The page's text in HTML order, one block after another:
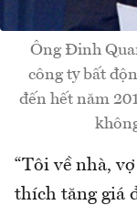
Ông Đinh
công ty bất
đến hết năm
“Tôi về nhà,
thích tăng giá